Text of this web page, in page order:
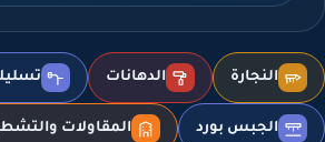
النجارة الدهانات تسليك
الجبس بورد المقاولات والتشطيبات